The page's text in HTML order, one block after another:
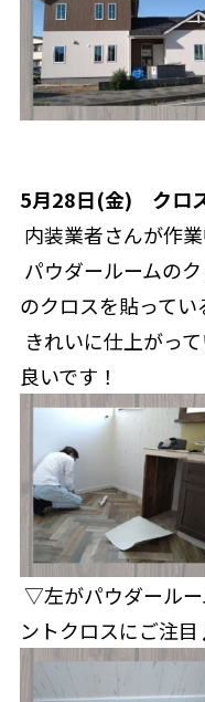
5月28日(金)　クロ
内装業者さんが作業
パウダールームの
のクロスを貼ってい
きれいに仕上がっ
良いです！
▽左がパウダールー
ントクロスにご注